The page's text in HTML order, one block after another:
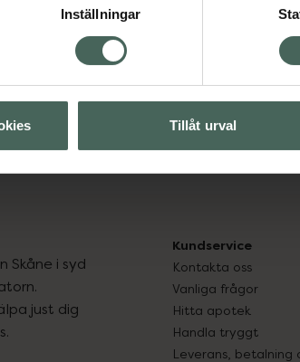
Inställningar
Tillåt urval
Skåne i syd
just dig
Kundservice
Kontakta oss
Vanliga frågor
Hitta apotek
Handla tryggt
Leverans, betalning